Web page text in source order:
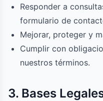
Responder a
formulario de
Mejorar, proteger y
Cumplir con
nuestros términos.
3. Bases